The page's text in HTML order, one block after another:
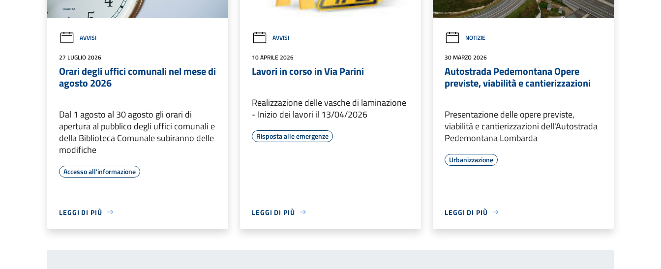
AVVISI
27 LUGLIO 2026
Orari degli uffici comunali nel mese di
agosto 2026
Dal 1 agosto al 30 agosto gli orari di
apertura al pubblico degli uffici comunali e
della Biblioteca Comunale subiranno delle
modifiche
Accesso all'informazione
LEGGI DI PIÙ
AVVISI
10 APRILE 2026
Lavori in corso in Via Parini
Realizzazione delle vasche di laminazione
- Inizio dei lavori il 13/04/2026
Risposta alle emergenze
LEGGI DI PIÙ
NOTIZIE
30 MARZO 2026
Autostrada Pedemontana Opere
previste, viabilità e cantierizzazioni
Presentazione delle opere previste,
viabilità e cantierizzazioni dell'Autostrada
Pedemontana Lombarda
Urbanizzazione
LEGGI DI PIÙ